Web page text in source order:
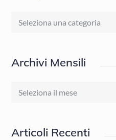
Categorie
Archivi Mensili
Archivi
Articoli Recenti